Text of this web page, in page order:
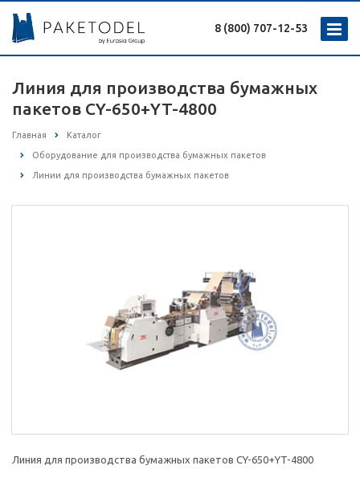
8 (800) 707-12-53
Линия для производства бумажных
пакетов CY-650+YT-4800
Главная Каталог
Оборудование для производства бумажных пакетов
Линии для производства бумажных пакетов
Линия для производства бумажных пакетов CY-650+YT-4800